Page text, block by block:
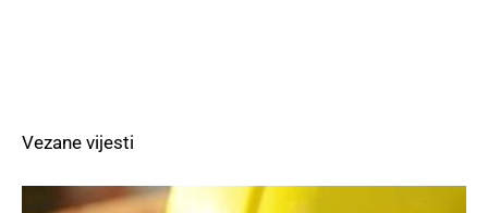
Vezane vijesti